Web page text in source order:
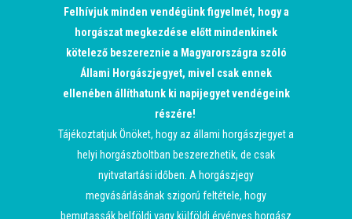
Felhívjuk minden vendégünk figyelmét, hogy a
horgászat megkezdése előtt mindenkinek
kötelező beszereznie a Magyarországra szóló
Állami Horgászjegyet, mivel csak ennek
ellenében állíthatunk ki napijegyet vendégeink
részére!
Tájékoztatjuk Önöket, hogy az állami horgászjegyet a
helyi horgászboltban beszerezhetik, de csak
nyitvatartási időben. A horgászjegy
megvásárlásának szigorú feltétele, hogy
bemutassák belföldi vagy külföldi érvényes horgász